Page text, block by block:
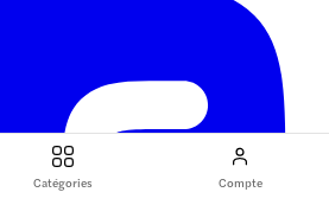
Catégories Compte